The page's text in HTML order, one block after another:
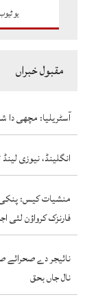
یو
مقبول خبراں
آسٹریلیا: مچھی دا
انگلینڈ، نیوزی
منشیات کیس: پنکی
فارنزک کرواؤن
نال جاں بحق